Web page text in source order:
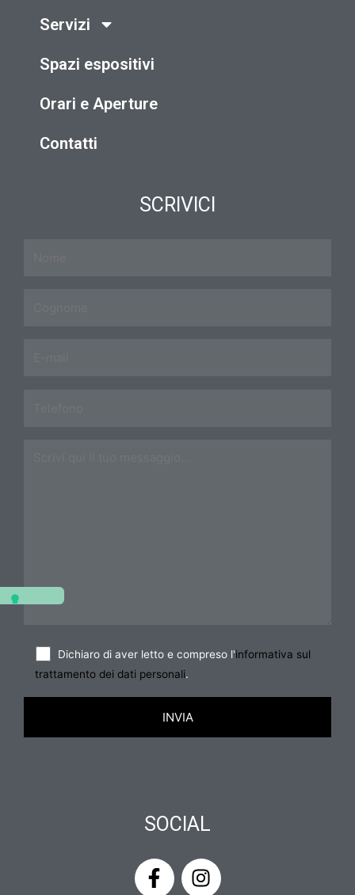
Servizi
Spazi espositivi
Orari e Aperture
Contatti
SCRIVICI
Dichiaro di aver letto e compreso l'informativa sul
trattamento dei dati personali.
SOCIAL
F
a
I
n